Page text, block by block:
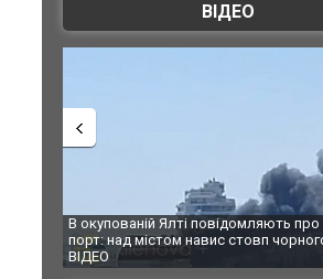
ВІДЕО
В окупованій Ялті повідомляють про
порт: над містом навис стовп
ВІДЕО